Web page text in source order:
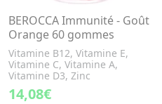
BEROCCA Immunité - Goût
Orange 60 gommes
Vitamine B12, Vitamine E,
Vitamine C, Vitamine A,
Vitamine D3, Zinc
14,08€